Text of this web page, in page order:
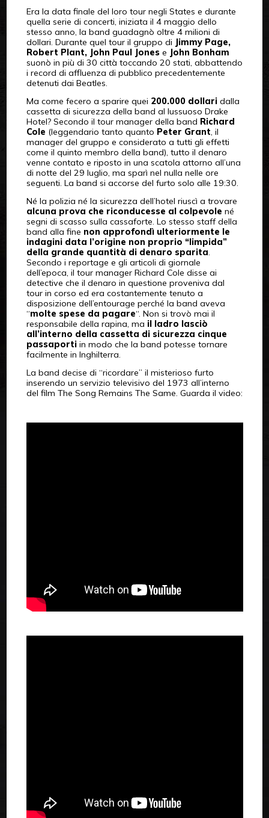
Era la data finale del loro tour negli States e durante
quella serie di concerti, iniziata il 4 maggio dello
stesso anno, la band guadagnò oltre 4 milioni di
dollari. Durante quel tour il gruppo di
Jimmy Page,
Robert Plant, John Paul Jones e John Bonham
suonò in più di 30 città toccando 20 stati, abbattendo
i record di affluenza di pubblico precedentemente
detenuti dai Beatles.
Ma come fecero a sparire quei 200.000 dollaridalla
cassetta di sicurezza della band al lussuoso Drake
Hotel? Secondo il tour manager della band Richard
Cole (leggendario tanto quanto Peter Grant, il
manager del gruppo e considerato a tutti gli effetti
come il quinto membro della band), tutto il denaro
venne contato e riposto in una scatola attorno all’una
di notte del 29 luglio, ma sparì nel nulla nelle ore
seguenti. La band si accorse del furto solo alle 19:30.
Né la polizia né la sicurezza dell’hotel riuscì a trovare
alcuna prova che riconducesse al colpevole né
segni di scasso sulla cassaforte. Lo stesso staff della
band alla fine non approfondì ulteriormente le
indagini data l’origine non proprio “limpida”
della grande quantità di denaro sparita.
Secondo i reportage e gli articoli di giornale
dell’epoca, il tour manager Richard Cole disse ai
detective che il denaro in questione proveniva dal
tour in corso ed era costantemente tenuto a
disposizione dell’entourage perché la band aveva
“molte spese da pagare“. Non si trovò mai il
responsabile della rapina, ma il ladro lasciò
all’interno della cassetta di sicurezza cinque
passaportiin modo che la band potesse tornare
facilmente in Inghilterra.
La band decise di “ricordare” il misterioso furto
inserendo un servizio televisivo del 1973 all’interno
del film The Song Remains The Same. Guarda il video: